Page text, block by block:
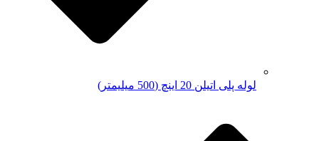
لوله پلی اتیلن 20 اینچ (500 میلیمتر)